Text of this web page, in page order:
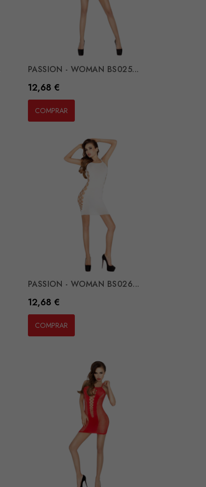
PASSION - WOMAN BS025...
Preço
12,68 €
COMPRAR
PASSION - WOMAN BS026...
Preço
12,68 €
COMPRAR